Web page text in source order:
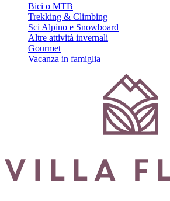
Bici o MTB
Trekking & Climbing
Sci Alpino e Snowboard
Altre attività invernali
Gourmet
Vacanza in famiglia